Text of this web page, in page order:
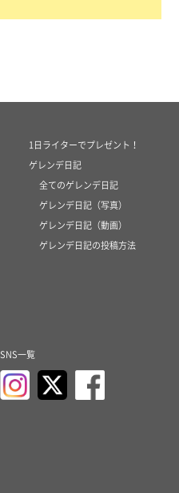
1日ライターでプレゼント！
ゲレンデ日記
全てのゲレンデ日記
ゲレンデ日記（写真）
ゲレンデ日記（動画）
ゲレンデ日記の投稿方法
SNS一覧